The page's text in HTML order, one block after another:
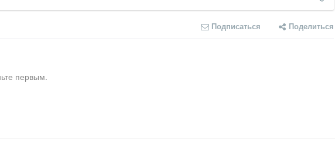
Подписаться Поделиться
первым.